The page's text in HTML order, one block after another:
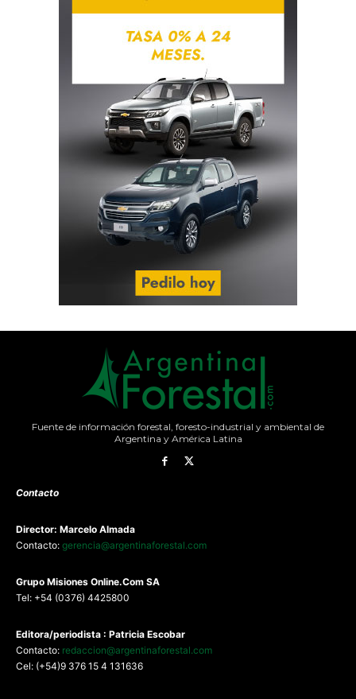
Fuente de información forestal, foresto-industrial y ambiental de
Argentina y América Latina
Contacto
Director: Marcelo Almada
Contacto: gerencia@argentinaforestal.com
Grupo Misiones Online.Com SA
Tel: +54 (0376) 4425800
Editora/periodista : Patricia Escobar
Contacto: redaccion@argentinaforestal.com
Cel: (+54)9 376 15 4 131636